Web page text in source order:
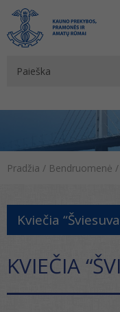
Pradžia / Bendruomenė /
Kviečia
KVIEČIA